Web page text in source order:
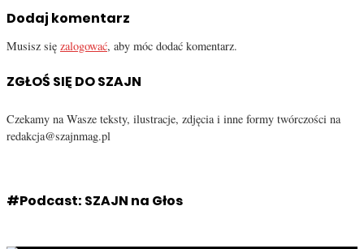
Dodaj komentarz
Musisz się zalogować, aby móc dodać komentarz.
ZGŁOŚ SIĘ DO SZAJN
Czekamy na Wasze teksty, ilustracje, zdjęcia i inne formy twórczości na
redakcja@szajnmag.pl
#Podcast: SZAJN na Głos